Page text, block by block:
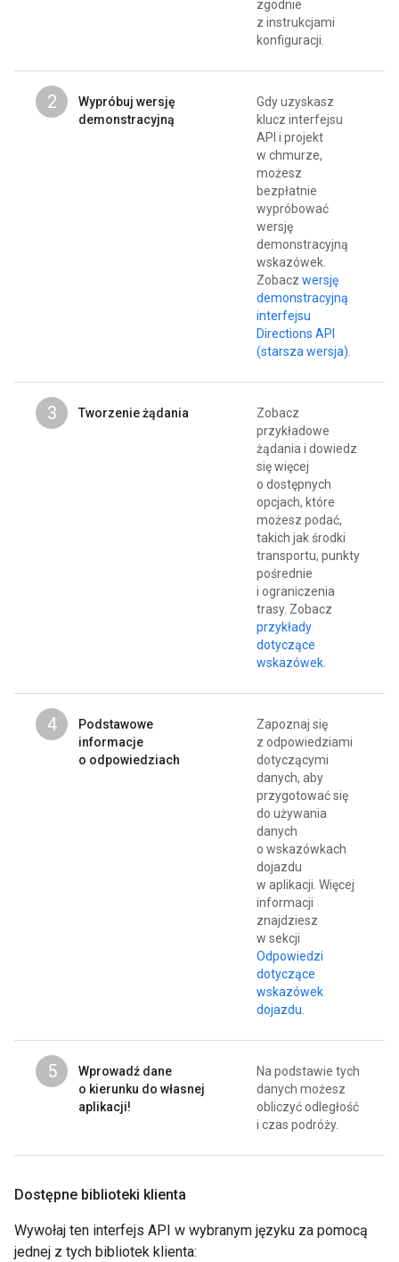
zgodnie
z instrukcjami
konfiguracji.
2
Wypróbuj wersję
demonstracyjną
Gdy uzyskasz
klucz interfejsu
API i projekt
w chmurze,
możesz
bezpłatnie
wypróbować
wersję
demonstracyjną
wskazówek.
Zobacz wersję
demonstracyjną
interfejsu
Directions API
(starsza wersja).
3 Tworzenie żądania
Zobacz
przykładowe
żądania i dowiedz
się więcej
o dostępnych
opcjach, które
możesz podać,
takich jak środki
transportu, punkty
pośrednie
i ograniczenia
trasy. Zobacz
przykłady
dotyczące
wskazówek.
4
Podstawowe
informacje
o odpowiedziach
Zapoznaj się
z odpowiedziami
dotyczącymi
danych, aby
przygotować się
do używania
danych
o wskazówkach
dojazdu
w aplikacji. Więcej
informacji
znajdziesz
w sekcji
Odpowiedzi
dotyczące
wskazówek
dojazdu.
5
Wprowadź dane
o kierunku do własnej
aplikacji!
Na podstawie tych
danych możesz
obliczyć odległość
i czas podróży.
Dostępne biblioteki klienta
Wywołaj ten interfejs API w wybranym języku za pomocą
jednej z tych bibliotek klienta: